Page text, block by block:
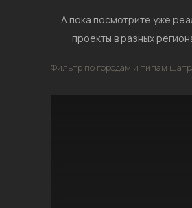
А пока посмотрите уже
проекты в разных
Фильтр по городам и типам